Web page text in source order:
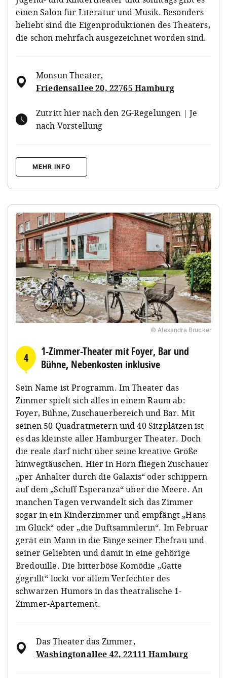
einen Salon für Literatur und Musik. Besonders
beliebt sind die Eigenproduktionen des Theaters,
die schon mehrfach ausgezeichnet worden sind.
Monsun Theater,
Friedensallee 20, 22765 Hamburg
Zutritt hier nach den 2G-Regelungen | Je
nach Vorstellung
MEHR INFO
© Alexandra Brucker
4
1-Zimmer-Theater mit Foyer, Bar und
Bühne, Nebenkosten inklusive
Sein Name ist Programm. Im Theater das
Zimmer spielt sich alles in einem Raum ab:
Foyer, Bühne, Zuschauerbereich und Bar. Mit
seinen 50 Quadratmetern und 40 Sitzplätzen ist
es das kleinste aller Hamburger Theater. Doch
die reale darf nicht über seine kreative Größe
hinwegtäuschen. Hier in Horn fliegen Zuschauer
„per Anhalter durch die Galaxis“ oder schippern
auf dem „Schiff Esperanza“ über die Meere. An
manchen Tagen verwandelt sich das Zimmer
sogar in ein Kinderzimmer und empfängt „Hans
im Glück“ oder „die Duftsammlerin“. Im Februar
gerät ein Mann in die Fänge seiner Ehefrau und
seiner Geliebten und damit in eine gehörige
Bredouille. Die bitterböse Komödie „Gatte
gegrillt“ lockt vor allem Verfechter des
schwarzen Humors in das theatralische 1-
Zimmer-Apartement.
Das Theater das Zimmer,
Washingtonallee 42, 22111 Hamburg